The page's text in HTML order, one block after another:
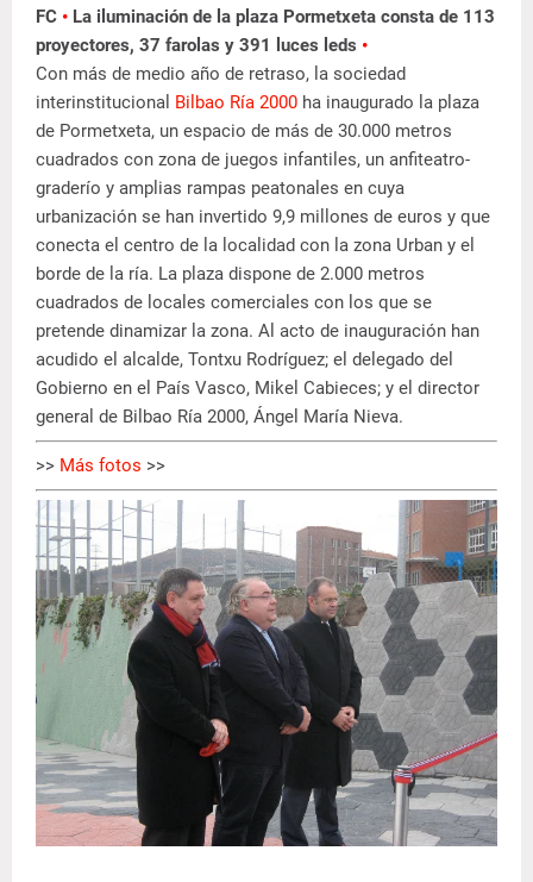
FC • La iluminación de la plaza Pormetxeta consta de 113
proyectores, 37 farolas y 391 luces leds •
Con más de medio año de retraso, la sociedad
interinstitucional Bilbao Ría 2000 ha inaugurado la plaza
de Pormetxeta, un espacio de más de 30.000 metros
cuadrados con zona de juegos infantiles, un anfiteatro-
graderío y amplias rampas peatonales en cuya
urbanización se han invertido 9,9 millones de euros y que
conecta el centro de la localidad con la zona Urban y el
borde de la ría. La plaza dispone de 2.000 metros
cuadrados de locales comerciales con los que se
pretende dinamizar la zona. Al acto de inauguración han
acudido el alcalde, Tontxu Rodríguez; el delegado del
Gobierno en el País Vasco, Mikel Cabieces; y el director
general de Bilbao Ría 2000, Ángel María Nieva.
>> Más fotos >>